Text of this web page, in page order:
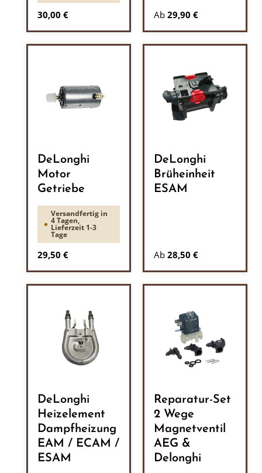
Regulärer Preis:
30,00 € Ab 29,90 €
DeLonghi
Motor
Getriebe
Versandfertig in
4 Tagen,
Lieferzeit 1-3
Tage
Regulärer Preis:
29,50 €
DeLonghi
Brüheinheit
ESAM
Ab 28,50 €
DeLonghi
Heizelement
Dampfheizung
EAM / ECAM /
ESAM
Reparatur-Set
2 Wege
Magnetventil
AEG &
Delonghi